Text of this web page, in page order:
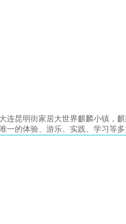
连昆明街家居大世界麒麟小镇
的体验、游乐、实践、学习等多